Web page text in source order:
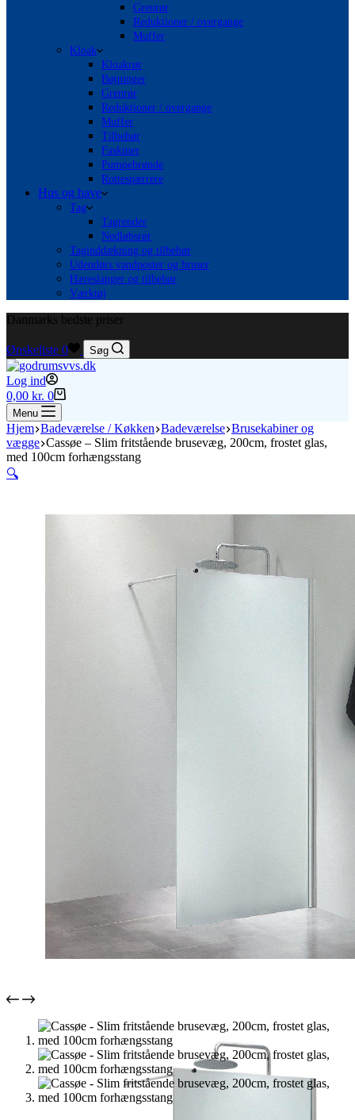
Grenrør
Reduktioner / overgange
Muffer
Kloak
Kloakrør
Bøjninger
Grenrør
Reduktioner / overgange
Muffer
Tilbehør
Faskiner
Pumpebrønde
Rottespærrere
Hus og have
Tag
Tagrender
Nedløbsrør
Taginddækning og tilbehør
Udendørs vandposter og bruser
Haveslanger og tilbehør
Værktøj
Danmarks bedste priser
Ønskeliste 0 Søg
Log ind
Indkøbskurv
0,00 kr. 0
Menu
Hjem Badeværelse / Køkken Badeværelse Brusekabiner og
vægge Cassøe – Slim fritstående brusevæg, 200cm, frostet glas,
med 100cm forhængsstang
🔍